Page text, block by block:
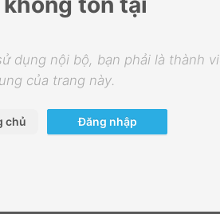
dụng nội bộ, bạn phải là thành
của trang này.
chủ Đăng nhập